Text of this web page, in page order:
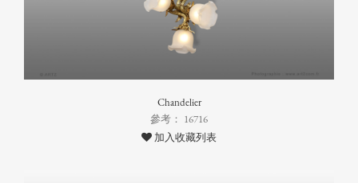
Chandelier
參考： 16716
加入收藏列表